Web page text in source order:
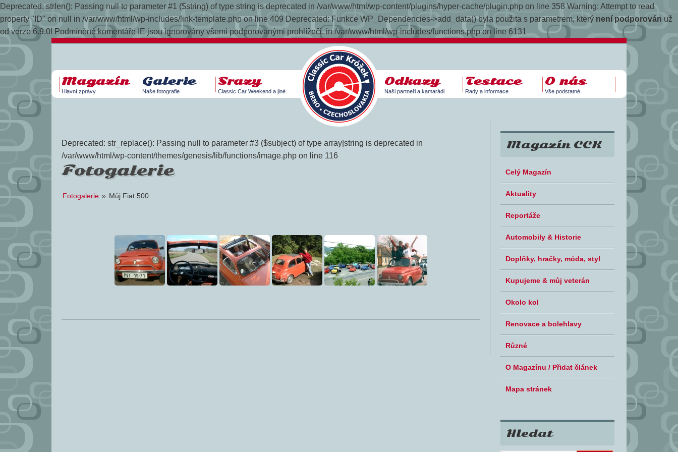
Deprecated: strlen(): Passing null to parameter #1 ($string) of type string is deprecated in /var/www/html/wp-content/plugins/hyper-cache/plugin.php on line 358 Warning: Attempt to read
property "ID" on null in /var/www/html/wp-includes/link-template.php on line 409 Deprecated: Funkce WP_Dependencies->add_data() byla použita s parametrem, který není podporován už
od verze 6.9.0! Podmíněné komentáře IE jsou ignorovány všemi podporovanými prohlížeči. in /var/www/html/wp-includes/functions.php on line 6131
Magazín
Hlavní zprávy
Galerie
Naše fotografie
Srazy
Classic Car Weekend a jiné
Odkazy
Naši partneři a kamarádi
Testace
Rady a informace
O nás
Vše podstatné
Deprecated: str_replace(): Passing null to parameter #3 ($subject) of type array|string is deprecated in
/var/www/html/wp-content/themes/genesis/lib/functions/image.php on line 116
Fotogalerie
Fotogalerie » Můj Fiat 500
Magazín CCK
Celý Magazín
Aktuality
Reportáže
Automobily & Historie
Doplňky, hračky, móda, styl
Kupujeme & můj veterán
Okolo kol
Renovace a bolehlavy
Různé
O Magazínu / Přidat článek
Mapa stránek
Hledat